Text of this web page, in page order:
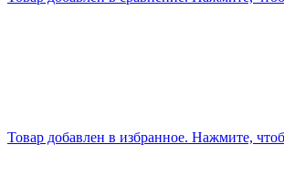
Товар добавлен в избранное. Нажмите,